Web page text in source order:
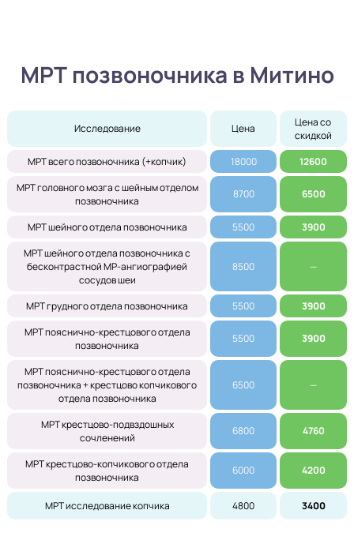
МРТ позвоночника в Митино
Исследование Цена
Цена со
скидкой
МРТ всего позвоночника (+копчик)
18000
12600
МРТ головного мозга с шейным отделом
позвоночника
8700 6500
МРТ шейного отдела позвоночника 5500
3900
МРТ шейного отдела позвоночника с
бесконтрастной МР-ангиографией
сосудов шеи
8500 —
МРТ грудного отдела позвоночника 5500
3900
МРТ пояснично-крестцового отдела
позвоночника
5500 3900
МРТ пояснично-крестцового отдела
позвоночника + крестцово копчикового
отдела позвоночника
6500 —
МРТ крестцово-подвздошных
сочленений
6800 4760
МРТ крестцово-копчикового отдела
позвоночника
6000 4200
МРТ исследование копчика 4800 3400